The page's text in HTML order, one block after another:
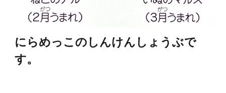
にらめっこのしんけんしょうぶで
す。